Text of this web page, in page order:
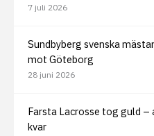
7 juli 2026
Sundbyberg svenska
mot Göteborg
28 juni 2026
Farsta Lacrosse tog guld –
kvar